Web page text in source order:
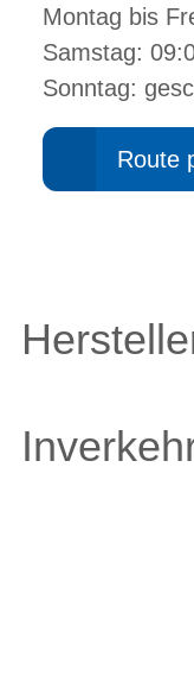
Montag bis
Samstag:
Sonntag:
Route